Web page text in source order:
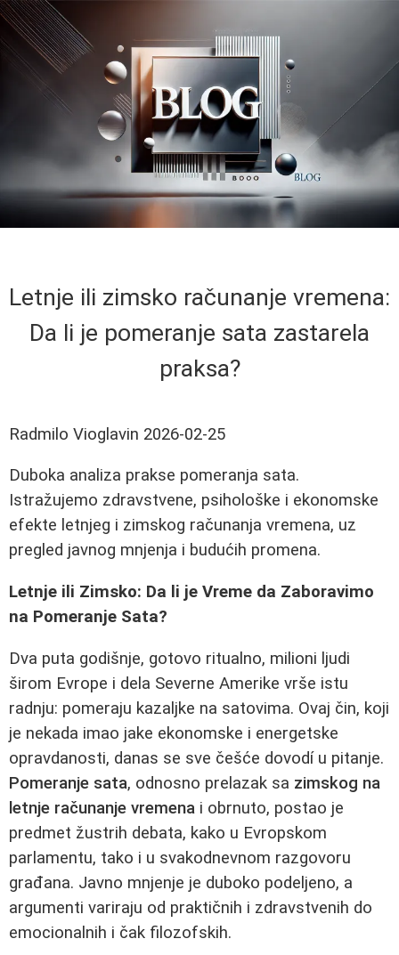
Letnje ili zimsko računanje vremena:
Da li je pomeranje sata zastarela
praksa?
Radmilo Vioglavin 2026-02-25
Duboka analiza prakse pomeranja sata.
Istražujemo zdravstvene, psihološke i ekonomske
efekte letnjeg i zimskog računanja vremena, uz
pregled javnog mnjenja i budućih promena.
Letnje ili Zimsko: Da li je Vreme da Zaboravimo
na Pomeranje Sata?
Dva puta godišnje, gotovo ritualno, milioni ljudi
širom Evrope i dela Severne Amerike vrše istu
radnju: pomeraju kazaljke na satovima. Ovaj čin, koji
je nekada imao jake ekonomske i energetske
opravdanosti, danas se sve češće dovodí u pitanje.
Pomeranje sata, odnosno prelazak sa zimskog na
letnje računanje vremena i obrnuto, postao je
predmet žustrih debata, kako u Evropskom
parlamentu, tako i u svakodnevnom razgovoru
građana. Javno mnjenje je duboko podeljeno, a
argumenti variraju od praktičnih i zdravstvenih do
emocionalnih i čak filozofskih.